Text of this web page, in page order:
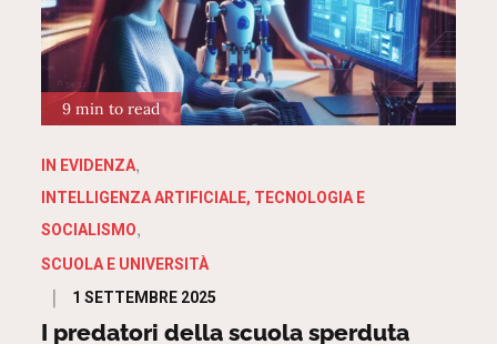
9 min to read
IN EVIDENZA
INTELLIGENZA ARTIFICIALE, TECNOLOGIA E
SOCIALISMO
SCUOLA E UNIVERSITÀ
Posted
on
1 SETTEMBRE 2025
I predatori della scuola sperduta